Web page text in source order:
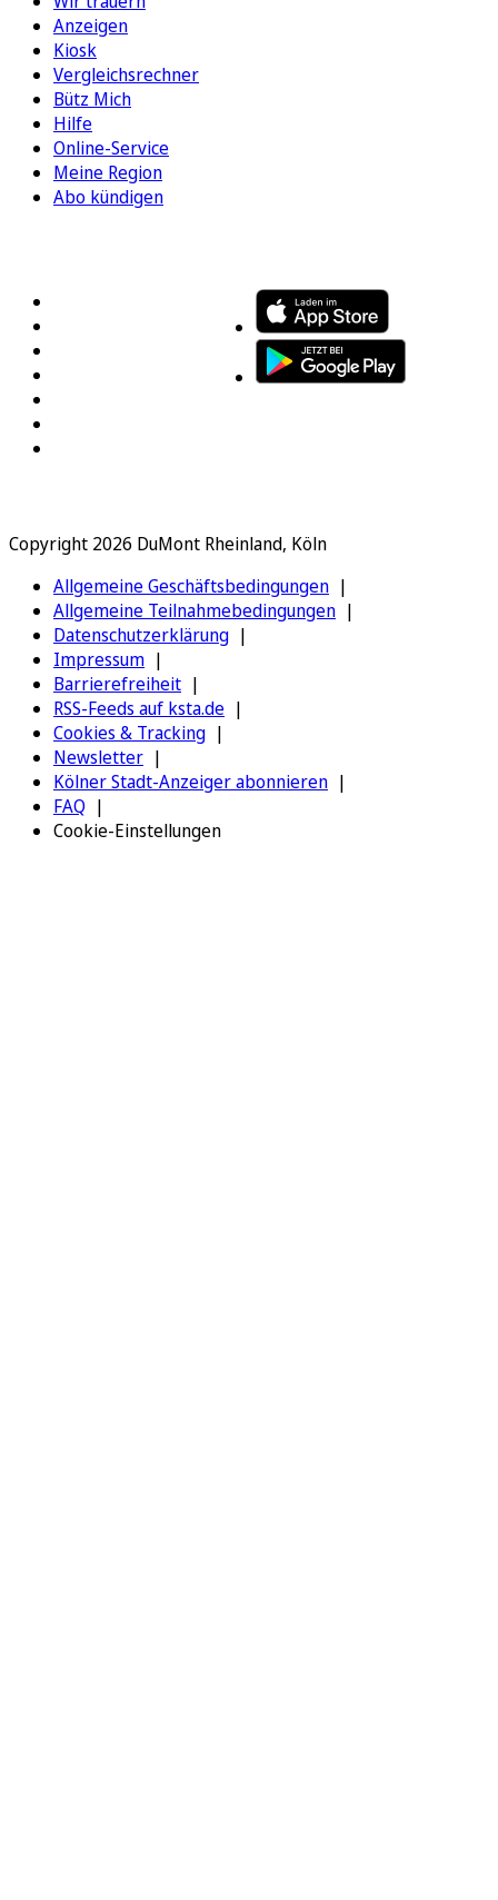
Anzeigen
Kiosk
Vergleichsrechner
Bütz Mich
Hilfe
Online-Service
Meine Region
Abo kündigen
Copyright 2026 DuMont Rheinland, Köln
Allgemeine Geschäftsbedingungen
Allgemeine Teilnahmebedingungen
Datenschutzerklärung
Impressum
Barrierefreiheit
RSS-Feeds auf ksta.de
Cookies & Tracking
Newsletter
Kölner Stadt-Anzeiger abonnieren
FAQ
Cookie-Einstellungen